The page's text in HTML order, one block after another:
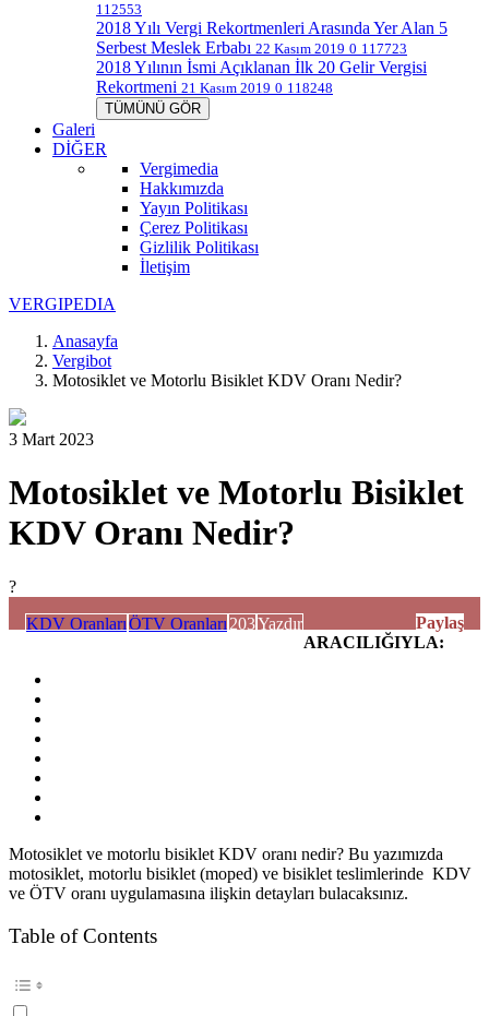
112553
2018 Yılı Vergi Rekortmenleri Arasında Yer Alan 5
Serbest Meslek Erbabı 22 Kasım 2019 0 117723
2018 Yılının İsmi Açıklanan İlk 20 Gelir Vergisi
Rekortmeni 21 Kasım 2019 0 118248
TÜMÜNÜ GÖR
Galeri
DİĞER
Vergimedia
Hakkımızda
Yayın Politikası
Çerez Politikası
Gizlilik Politikası
İletişim
VERGIPEDIA
Anasayfa
Vergibot
Motosiklet ve Motorlu Bisiklet KDV Oranı Nedir?
3 Mart 2023
Motosiklet ve Motorlu Bisiklet
KDV Oranı Nedir?
?
KDV OranlarıÖTV Oranları 203Yazdır
Paylaş
ARACILIĞIYLA:
Motosiklet ve motorlu bisiklet KDV oranı nedir? Bu yazımızda
motosiklet, motorlu bisiklet (moped) ve bisiklet teslimlerinde KDV
ve ÖTV oranı uygulamasına ilişkin detayları bulacaksınız.
Table of Contents